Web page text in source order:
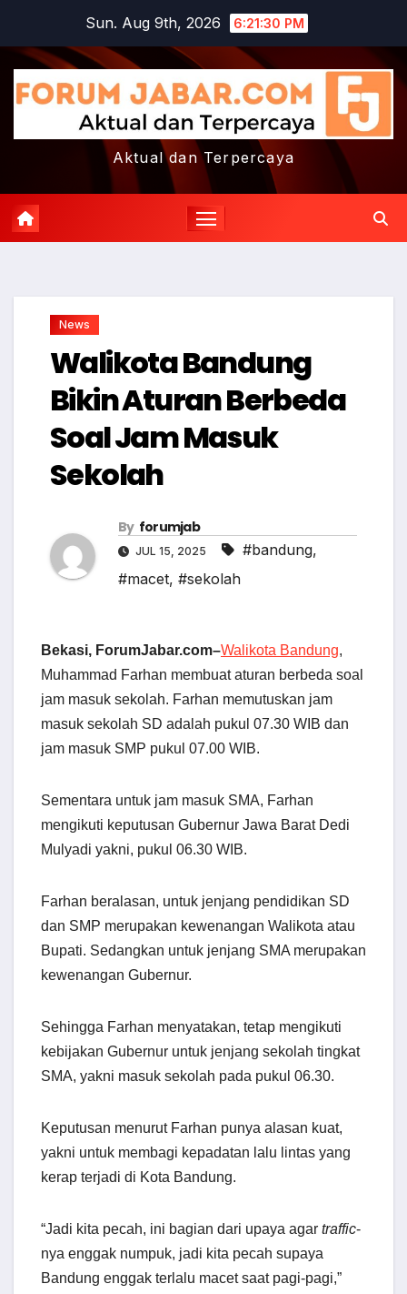
content
Sun. Aug 9th, 2026 6:21:31 PM
Aktual dan Terpercaya
News
Walikota Bandung
Bikin Aturan Berbeda
Soal Jam Masuk
Sekolah
By forumjab
JUL 15, 2025 #bandung,
#macet, #sekolah
Bekasi, ForumJabar.com–Walikota Bandung,
Muhammad Farhan membuat aturan berbeda soal
jam masuk sekolah. Farhan memutuskan jam
masuk sekolah SD adalah pukul 07.30 WIB dan
jam masuk SMP pukul 07.00 WIB.
Sementara untuk jam masuk SMA, Farhan
mengikuti keputusan Gubernur Jawa Barat Dedi
Mulyadi yakni, pukul 06.30 WIB.
Farhan beralasan, untuk jenjang pendidikan SD
dan SMP merupakan kewenangan Walikota atau
Bupati. Sedangkan untuk jenjang SMA merupakan
kewenangan Gubernur.
Sehingga Farhan menyatakan, tetap mengikuti
kebijakan Gubernur untuk jenjang sekolah tingkat
SMA, yakni masuk sekolah pada pukul 06.30.
Keputusan menurut Farhan punya alasan kuat,
yakni untuk membagi kepadatan lalu lintas yang
kerap terjadi di Kota Bandung.
“Jadi kita pecah, ini bagian dari upaya agar traffic-
nya enggak numpuk, jadi kita pecah supaya
Bandung enggak terlalu macet saat pagi-pagi,”